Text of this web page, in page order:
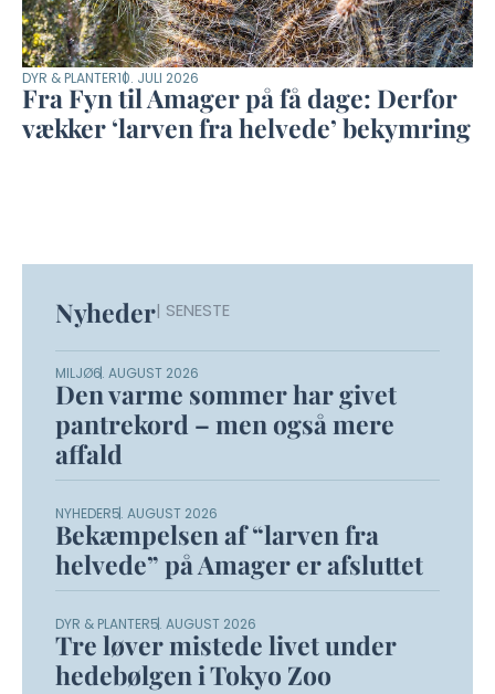
DYR & PLANTER10. JULI 2026
Fra Fyn til Amager på få dage: Derfor
vækker ‘larven fra helvede’ bekymring
Nyheder| SENESTE
MILJØ6. AUGUST 2026
Den varme sommer har givet
pantrekord – men også mere
affald
NYHEDER5. AUGUST 2026
Bekæmpelsen af “larven fra
helvede” på Amager er afsluttet
DYR & PLANTER5. AUGUST 2026
Tre løver mistede livet under
hedebølgen i Tokyo Zoo